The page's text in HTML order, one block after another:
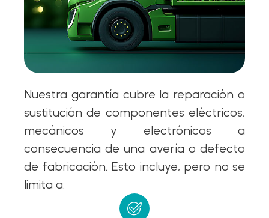
Nuestra garantía cubre la reparación o
sustitución de componentes eléctricos,
mecánicos y electrónicos a
consecuencia de una avería o defecto
de fabricación. Esto incluye, pero no se
limita a: